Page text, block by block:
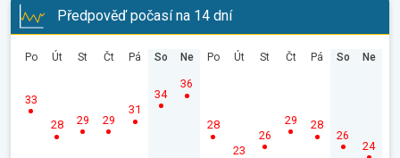
Předpověď počasí na 14 dní
Po
33
Út
28
St
29
Čt
29
Pá
31
So
34
Ne
36
Po
28
Út
23
St
26
Čt
29
Pá
28
So
26
Ne
24